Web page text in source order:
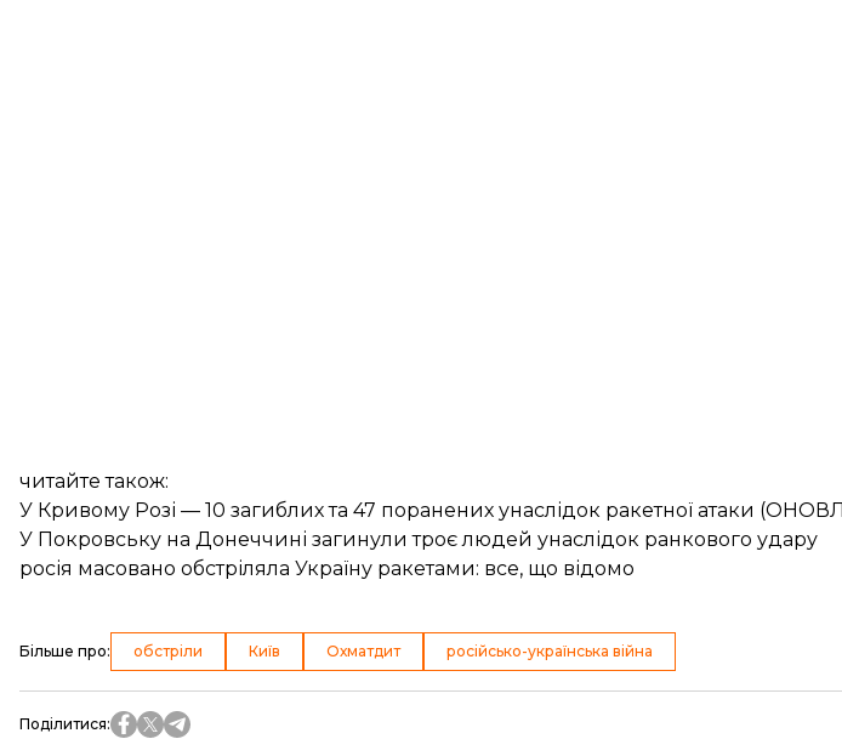
читайте також:
У Кривому Розі — 10 загиблих та 47 поранених унаслідок ракетної атаки
У Покровську на Донеччині загинули троє людей унаслідок ранкового удару
росія масовано обстріляла Україну ракетами: все, що відомо
Більше про: обстріли Київ Охматдит російсько-українська війна
Поділитися: